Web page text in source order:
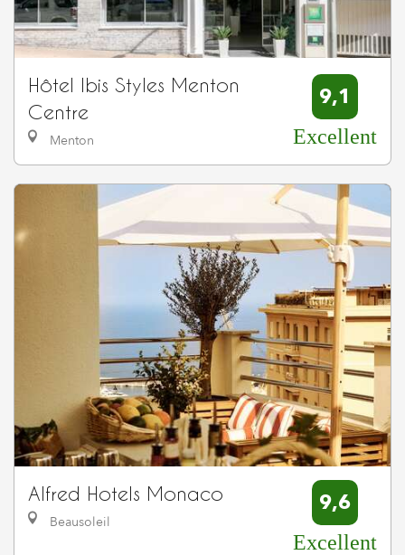
Hôtel Ibis Styles Menton
Centre
Menton
9,1
Excellent
Alfred Hotels Monaco
Beausoleil
9,6
Excellent